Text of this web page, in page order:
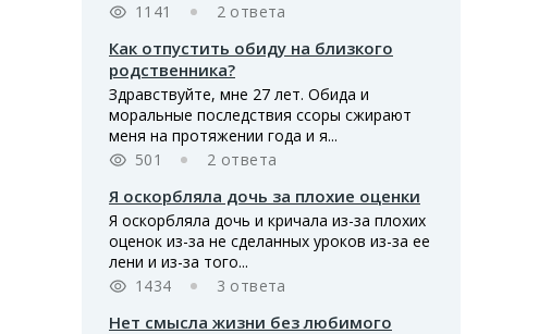
1141
2 ответа
Как отпустить обиду на близкого
родственника?
Здравствуйте, мне 27 лет. Обида и
моральные последствия ссоры сжирают
меня на протяжении года и я...
501
2 ответа
Я оскорбляла дочь за плохие оценки
Я оскорбляла дочь и кричала из-за плохих
оценок из-за не сделанных уроков из-за ее
лени и из-за того...
1434
3 ответа
Нет смысла жизни без любимого